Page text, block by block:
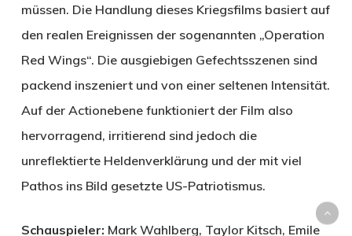
müssen. Die Handlung dieses Kriegsfilms basiert auf
den realen Ereignissen der sogenannten „Operation
Red Wings“. Die ausgiebigen Gefechtsszenen sind
packend inszeniert und von einer seltenen Intensität.
Auf der Actionebene funktioniert der Film also
hervorragend, irritierend sind jedoch die
unreflektierte Heldenverklärung und der mit viel
Pathos ins Bild gesetzte US-Patriotismus.
Schauspieler: Mark Wahlberg, Taylor Kitsch, Emile